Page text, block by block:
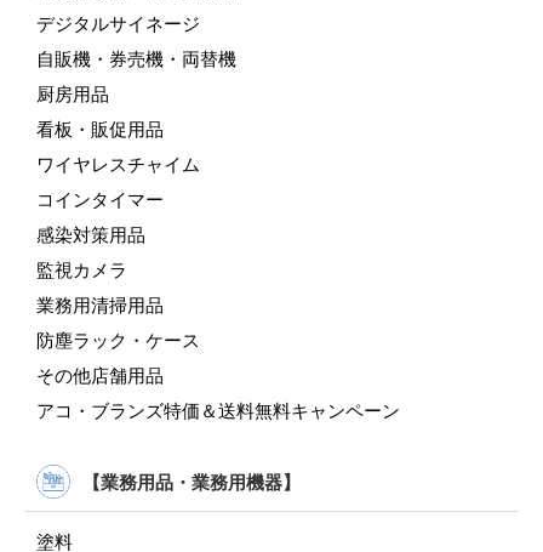
デジタルサイネージ
自販機・券売機・両替機
厨房用品
看板・販促用品
ワイヤレスチャイム
コインタイマー
感染対策用品
監視カメラ
業務用清掃用品
防塵ラック・ケース
その他店舗用品
アコ・ブランズ特価＆送料無料キャンペーン
【業務用品・業務用機器】
塗料